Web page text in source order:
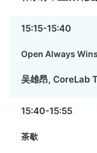
15:15-15:40
Open Always
吴雄昂, CoreLab
15:40-15:55
茶歇